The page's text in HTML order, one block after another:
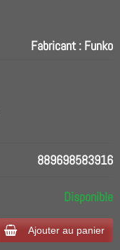
Fabricant : Funko
889698583916
Disponible
Ajouter au panier